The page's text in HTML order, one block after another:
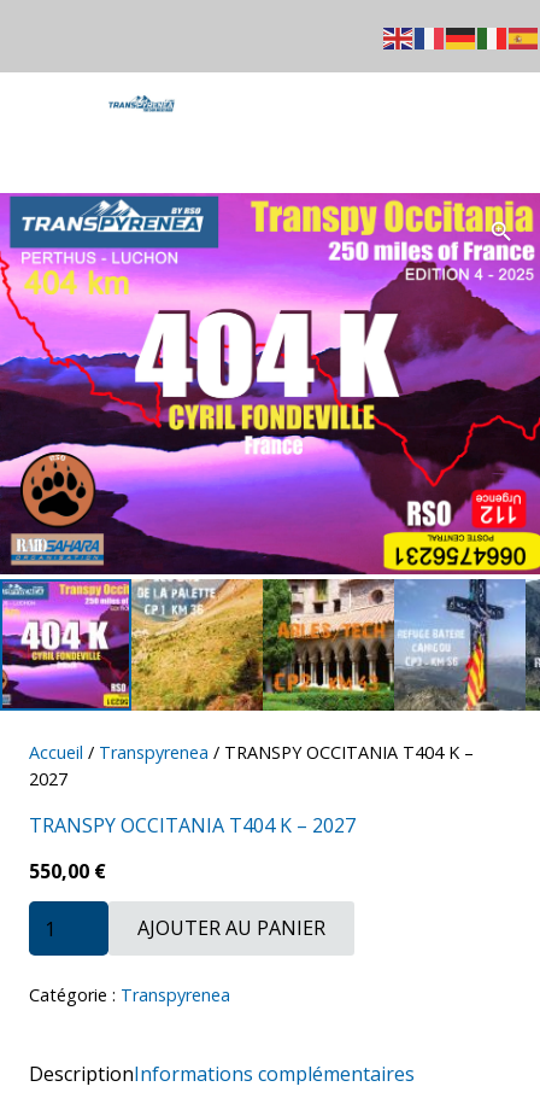
Accueil / Transpyrenea / TRANSPY OCCITANIA T404 K –
2027
TRANSPY OCCITANIA T404 K – 2027
550,00 €
quantité
de
TRANSPY
T404
AJOUTER AU PANIER
Catégorie : Transpyrenea
DescriptionInformations complémentaires